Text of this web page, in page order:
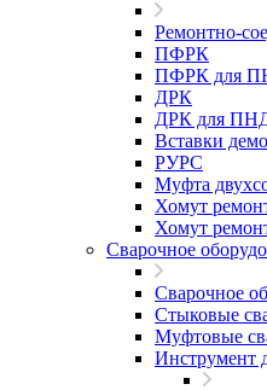
Ремонтно-
ПФРК
ПФРК для
ДРК
ДРК для
Вставки
РУРС
Муфта
Хомут
Хомут
Сварочное
Сварочное
Стыковые
Муфтовые
Инструмент